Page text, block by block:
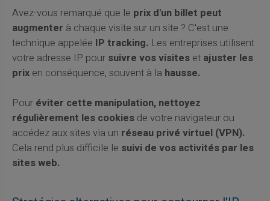
Avez-vous remarqué que le prix d'un billet peut
augmenter à chaque visite sur un site ? C'est une
technique appelée IP tracking. Les entreprises utilisent
votre adresse IP pour suivre vos visiteset ajuster les
prixen conséquence, souvent à la hausse.
Pour éviter cette manipulation, nettoyez
régulièrement les cookiesde votre navigateur ou
accédez aux sites via un réseau privé virtuel (VPN).
Cela rend plus difficile le suivi de vos activités par les
sites web.